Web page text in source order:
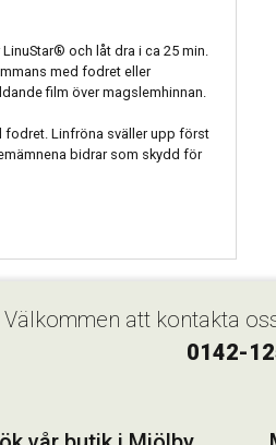
och låt dra i ca 25 min.
med fodret eller
film över magslemhinnan.
fodret. Linfröna sväller upp först
bidrar som skydd för
Välkommen att kontakta
0142-